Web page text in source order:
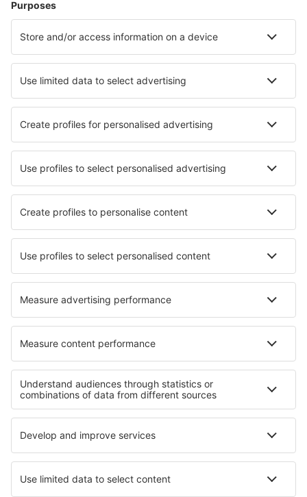
Planeie a sua viagem
Voos baratos
City Breaks
Férias
Alojamentos
Transferência
Atrações
Eventos desportivos
Aplicação de telemóvel
Linhas aéreas
easyJet
Azores Airlines
Transavia
Sobre a eSky
Termos e condições
Minhas reservas
Política de Privacidade